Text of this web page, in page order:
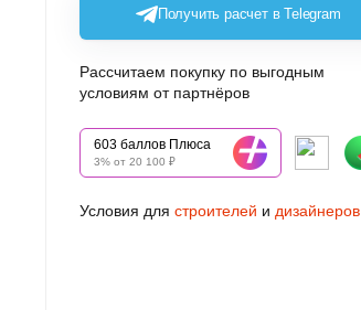
Получить расчет в Telegram
Рассчитаем покупку по выгодным
условиям от партнёров
603 баллов Плюса
3% от 20 100 ₽
Условия для строителей и дизайнеров